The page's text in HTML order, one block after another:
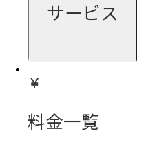
サービス
料金一覧